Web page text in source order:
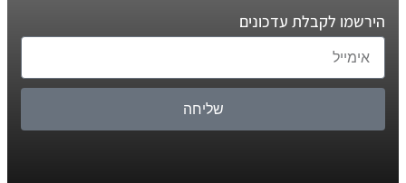
הירשמו לקבלת עדכונים
שליחה